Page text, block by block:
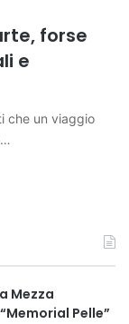
forse
e
che un viaggio
Mezza
Pelle”